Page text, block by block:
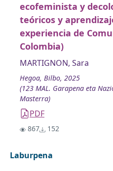
ecofeminista y
teóricos y
experiencia de
Colombia)
MARTIGNON, Sara
Hegoa, Bilbo, 2025
(123 MAL. Garapena eta
Masterra)
PDF
867 152
Laburpena